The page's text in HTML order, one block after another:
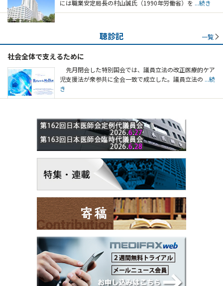
には職業安定局長の村山誠氏（1990年労働省）を ...続き
聴診記 一覧
社会全体で支えるために
先月閉会した特別国会では、議員立法の改正医療的ケア
児支援法が衆参共に全会一致で成立した。議員立法の ...続
き